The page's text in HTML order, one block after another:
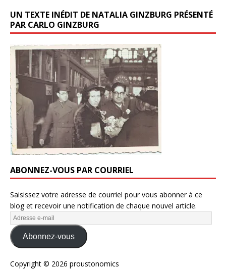
UN TEXTE INÉDIT DE NATALIA GINZBURG PRÉSENTÉ
PAR CARLO GINZBURG
ABONNEZ-VOUS PAR COURRIEL
Saisissez votre adresse de courriel pour vous abonner à ce
blog et recevoir une notification de chaque nouvel article.
Abonnez-vous
Copyright © 2026 proustonomics